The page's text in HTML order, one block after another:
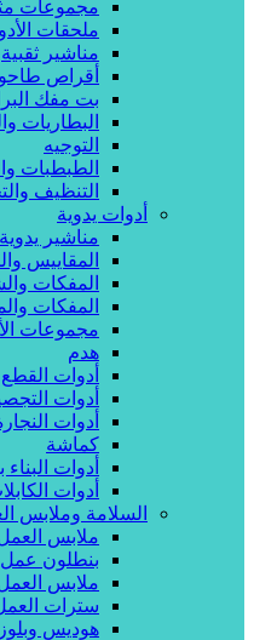
مجموعات
ملحقات
مناشير ثقبية
أقراص
بت مفك
البطاريات
التوجيه
الطبطبات
التنظيف
أدوات يدوية
مناشير يدوية
المقاييس
المفكات
المفكات
مجموعات
هدم
أدوات القطع
أدوات
أدوات
كماشة
أدوات
أدوات
السلامة وملابس
ملابس
بنطلون عمل
ملابس
سترات
هوديس